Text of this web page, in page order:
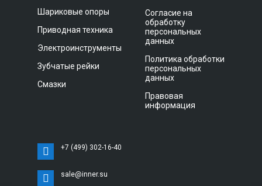
Шариковые опоры
Приводная техника
Электроинструменты
Зубчатые рейки
Смазки
Согласие на
обработку
персональных
данных
Политика обработки
персональных
данных
Правовая
информация
+7 (499) 302-16-40
sale@inner.su